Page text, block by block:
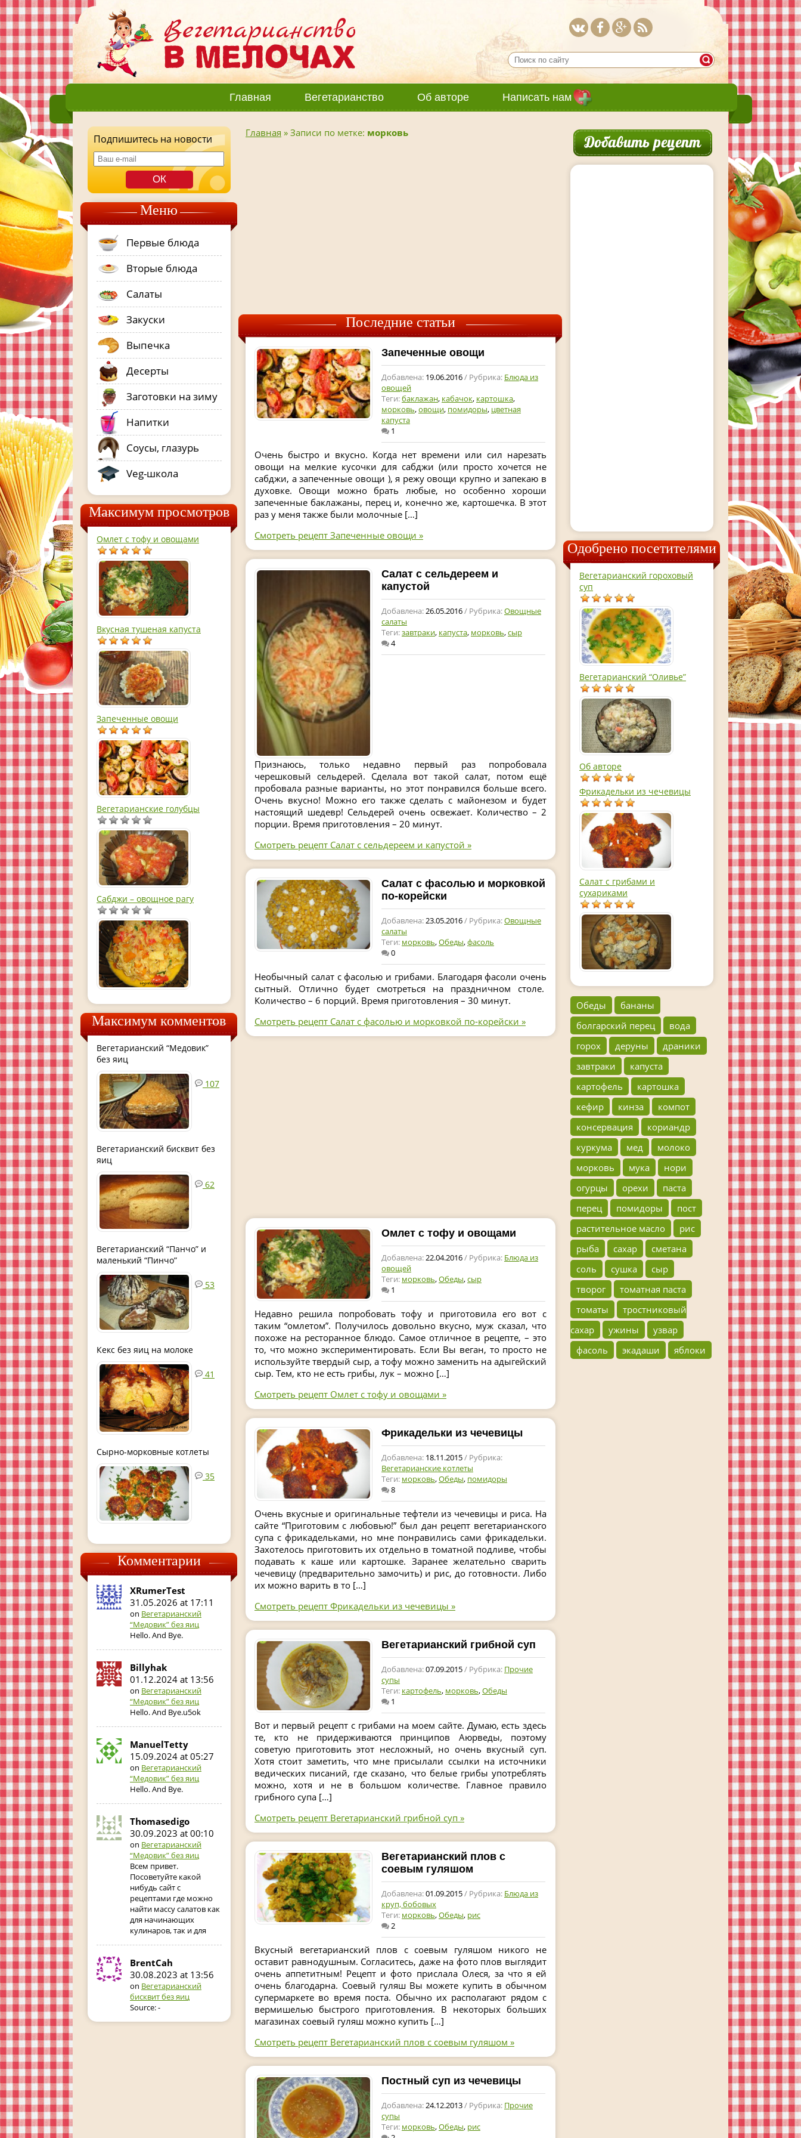
Главная Вегетарианство Об авторе Написать нам
Подпишитесь на новости
Меню
Первые блюда
Вторые блюда
Салаты
Закуски
Выпечка
Десерты
Заготовки на зиму
Напитки
Соусы, глазурь
Veg-школа
Максимум просмотров
Омлет с тофу и овощами
Вкусная тушеная капуста
Запеченные овощи
Вегетарианские голубцы
Сабджи – овощное рагу
Максимум комментов
Вегетарианский “Медовик”
без яиц
107
Вегетарианский бисквит без
яиц
62
Вегетарианский “Панчо” и
маленький “Пинчо”
53
Кекс без яиц на молоке
41
Сырно-морковные котлеты
35
Комментарии
XRumerTest
31.05.2026 at 17:11
on Вегетарианский
“Медовик” без яиц
Hello. And Bye.
Billyhak
01.12.2024 at 13:56
on Вегетарианский
“Медовик” без яиц
Hello. And Bye.u5ok
ManuelTetty
15.09.2024 at 05:27
on Вегетарианский
“Медовик” без яиц
Hello. And Bye.
Thomasedigo
30.09.2023 at 00:10
on Вегетарианский
“Медовик” без яиц
Всем привет.
Посоветуйте какой
нибудь сайт с
рецептами где можно
найти массу салатов как
для начинающих
кулинаров, так и для
BrentCah
30.08.2023 at 13:56
on Вегетарианский
бисквит без яиц
Source: -
Главная » Записи по метке: морковь
Последние статьи
Запеченные овощи
Добавлена: 19.06.2016/ Рубрика: Блюда из
овощей
Теги:баклажан, кабачок, картошка,
морковь,овощи, помидоры, цветная
капуста
1
Очень быстро и вкусно. Когда нет времени или сил нарезать
овощи на мелкие кусочки для сабджи (или просто хочется не
сабджи, а запеченные овощи ), я режу овощи крупно и запекаю в
духовке. Овощи можно брать любые, но особенно хороши
запеченные баклажаны, перец и, конечно же, картошечка. В этот
раз у меня также были молочные […]
Смотреть рецепт Запеченные овощи »
Салат с сельдереем и
капустой
Добавлена:26.05.2016/ Рубрика:Овощные
салаты
Теги:завтраки, капуста, морковь,сыр
4
Признаюсь, только недавно первый раз попробовала
черешковый сельдерей. Сделала вот такой салат, потом ещё
пробовала разные варианты, но этот понравился больше всего.
Очень вкусно! Можно его также сделать с майонезом и будет
настоящий шедевр! Сельдерей очень освежает. Количество – 2
порции. Время приготовления – 20 минут.
Смотреть рецепт Салат с сельдереем и капустой »
Салат с фасолью и морковкой
по-корейски
Добавлена:23.05.2016/ Рубрика:Овощные
салаты
Теги: морковь,Обеды,фасоль
0
Необычный салат с фасолью и грибами. Благодаря фасоли очень
сытный. Отлично будет смотреться на праздничном столе.
Количество – 6 порций. Время приготовления – 30 минут.
Смотреть рецепт Салат с фасолью и морковкой по-корейски »
Омлет с тофу и овощами
Добавлена:22.04.2016/ Рубрика: Блюда из
овощей
Теги: морковь,Обеды,сыр
1
Недавно решила попробовать тофу и приготовила его вот с
таким “омлетом”. Получилось довольно вкусно, муж сказал, что
похоже на ресторанное блюдо. Самое отличное в рецепте, – это
то, что можно экспериментировать. Если Вы веган, то просто не
используйте твердый сыр, а тофу можно заменить на адыгейский
сыр. Тем, кто не есть грибы, лук – можно […]
Смотреть рецепт Омлет с тофу и овощами »
Фрикадельки из чечевицы
Добавлена: 18.11.2015/ Рубрика:
Вегетарианские котлеты
Теги: морковь,Обеды, помидоры
8
Очень вкусные и оригинальные тефтели из чечевицы и риса. На
сайте “Приготовим с любовью!” был дан рецепт вегетарианского
супа с фрикадельками, но мне понравились сами фрикадельки.
Захотелось приготовить их отдельно в томатной подливе, чтобы
подавать к каше или картошке. Заранее желательно сварить
чечевицу (предварительно замочить) и рис, до готовности. Либо
их можно варить в то […]
Смотреть рецепт Фрикадельки из чечевицы »
Вегетарианский грибной суп
Добавлена:07.09.2015/ Рубрика: Прочие
супы
Теги: картофель, морковь,Обеды
1
Вот и первый рецепт с грибами на моем сайте. Думаю, есть здесь
те, кто не придерживаются принципов Аюрведы, поэтому
советую приготовить этот несложный, но очень вкусный суп.
Хотя стоит заметить, что мне присылали ссылки на источники
ведических писаний, где сказано, что белые грибы употреблять
можно, хотя и не в большом количестве. Главное правило
грибного супа […]
Смотреть рецепт Вегетарианский грибной суп »
Вегетарианский плов с
соевым гуляшом
Добавлена:01.09.2015/ Рубрика: Блюда из
круп, бобовых
Теги: морковь,Обеды, рис
2
Вкусный вегетарианский плов с соевым гуляшом никого не
оставит равнодушным. Согласитесь, даже на фото плов выглядит
очень аппетитным! Рецепт и фото прислала Олеся, за что я ей
очень благодарна. Соевый гуляш Вы можете купить в обычном
супермаркете во время поста. Обычно их располагают рядом с
вермишелью быстрого приготовления. В некоторых больших
магазинах соевый гуляш можно купить […]
Смотреть рецепт Вегетарианский плов с соевым гуляшом »
Постный суп из чечевицы
Добавлена:24.12.2013/ Рубрика: Прочие
супы
Теги: морковь,Обеды, рис
Одобрено посетителями
Вегетарианский гороховый
суп
Вегетарианский “Оливье”
Об авторе
Фрикадельки из чечевицы
Салат с грибами и
сухариками
Обеды
бананы
болгарский перец
вода
горох
деруны
драники
завтраки
капуста
картофель
картошка
кефир
кинза
компот
консервация
кориандр
куркума
мед
молоко
морковь
мука
нори
огурцы
орехи
паста
перец
помидоры
пост
растительное масло
рис
рыба
сахар
сметана
соль
сушка
сыр
творог
томатная паста
томаты
тростниковый
сахар
ужины
узвар
фасоль
экадаши яблоки